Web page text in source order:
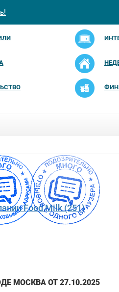
Food Milk (251)
МОСКВА ОТ 27.10.2025